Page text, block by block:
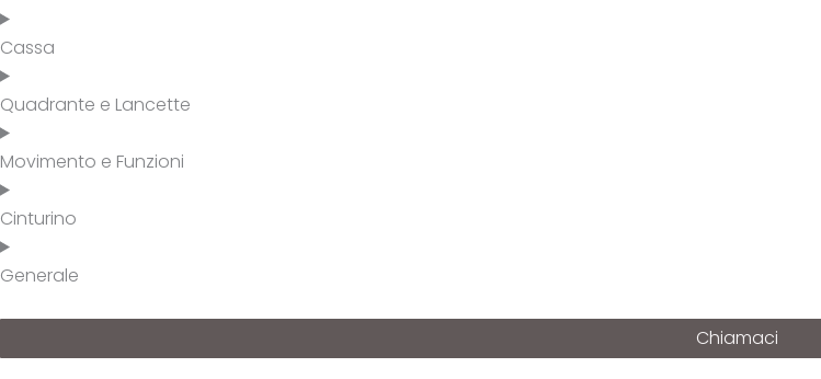
Cassa
Quadrante e Lancette
Movimento e Funzioni
Cinturino
Generale
Chiamaci